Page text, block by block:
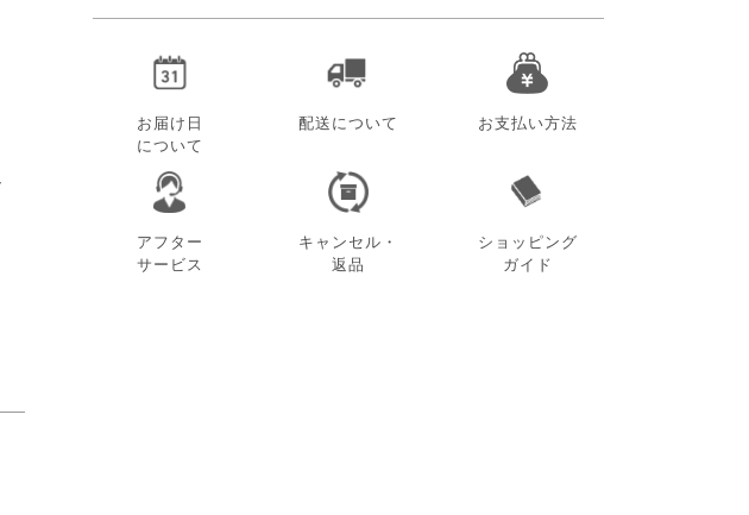
お届け日
について
配送について お支払い方法
アフター
サービス
キャンセル・
返品
ショッピング
ガイド